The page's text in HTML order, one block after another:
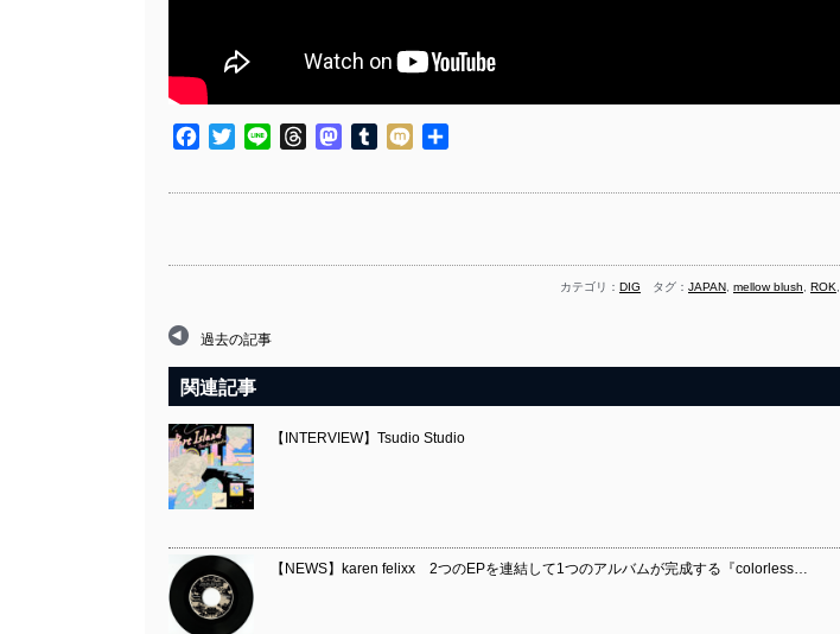
Facebook
TwitterLine ThreadsMastodon
TumblrMixi
カテゴリ： DIG タグ： JAPAN, mellow blush, ROK,
過去の記事
関連記事
【INTERVIEW】Tsudio Studio
【NEWS】karen felixx 2つのEPを連結して1つのアルバムが完成する『colorless…